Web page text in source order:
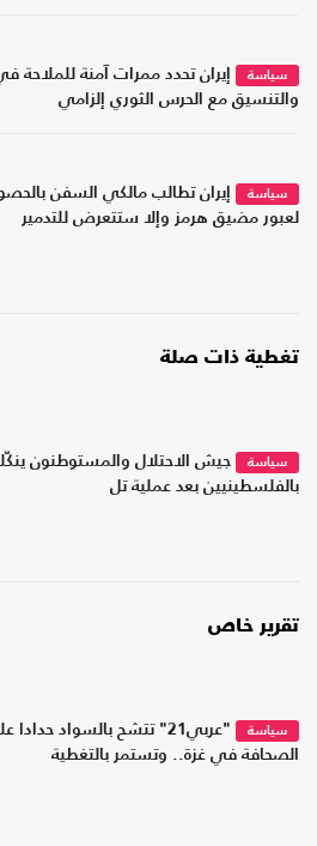
سياسة
إيران تحدد ممرات آمنة للملاحة
والتنسيق مع الحرس الثوري إلزامي
سياسة
إيران تطالب مالكي السفن
لعبور مضيق هرمز وإلا ستتعرض للتدمير
تغطية ذات صلة
سياسة
جيش الاحتلال والمستوطنون
بالفلسطينيين بعد عملية تل
تقرير خاص
سياسة
"عربي21" تتشح بالسواد
الصحافة في غزة.. وتستمر بالتغطية